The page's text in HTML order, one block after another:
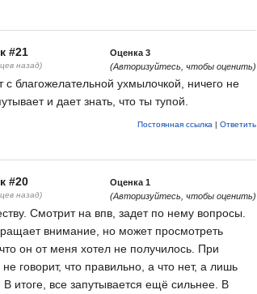
#21
назад)
Оценка 3
(Авторизуйтесь, чтобы оценить)
благожелательной ухмылочкой, ничего не
и дает знать, что ты тупой.
Постоянная ссылка | Ответить
#20
назад)
Оценка 1
(Авторизуйтесь, чтобы оценить)
Смотрит на впв, задет по нему вопросы.
внимание, но может просмотреть
он от меня хотел не получилось. При
говорит, что правильно, а что нет, а лишь
В итоге, все запутывается ещё сильнее. В